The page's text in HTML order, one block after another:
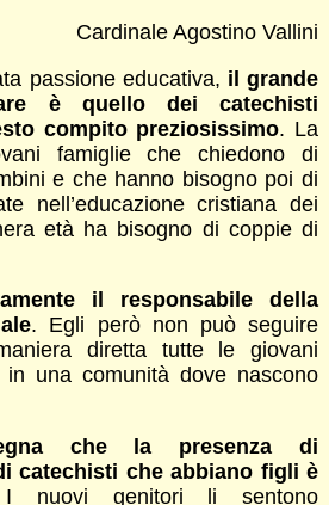
Cardinale Agostino Vallini
passione educativa, il grande
è quello dei catechisti
compito preziosissimo. La
famiglie che chiedono di
e che hanno bisogno poi di
nell’educazione cristiana dei
età ha bisogno di coppie di
il responsabile della
. Egli però non può seguire
diretta tutte le giovani
in una comunità dove nascono
che la presenza di
catechisti che abbiano figli è
nuovi genitori li sentono